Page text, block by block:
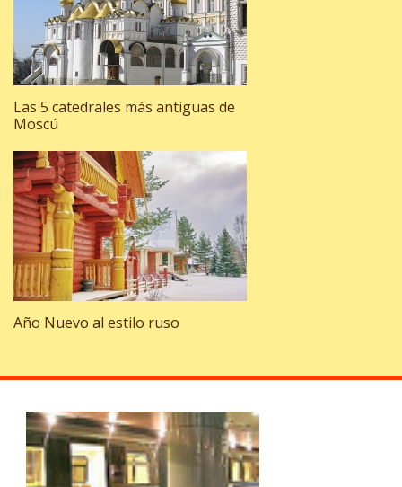
Las 5 catedrales más antiguas de
Moscú
Año Nuevo al estilo ruso